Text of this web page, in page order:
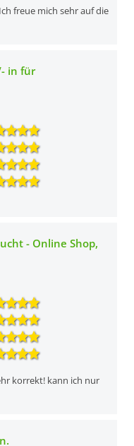
freue mich sehr auf die
in für
- Online Shop,
korrekt! kann ich nur